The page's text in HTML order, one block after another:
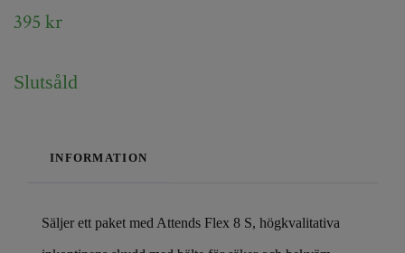
395 kr
Slutsåld
INFORMATION
Säljer ett paket med Attends Flex 8 S, högkvalitativa